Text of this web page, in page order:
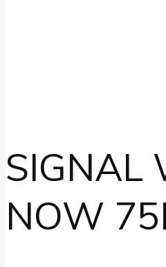
SIGNAL
NOW